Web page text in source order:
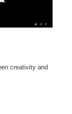
creativity and